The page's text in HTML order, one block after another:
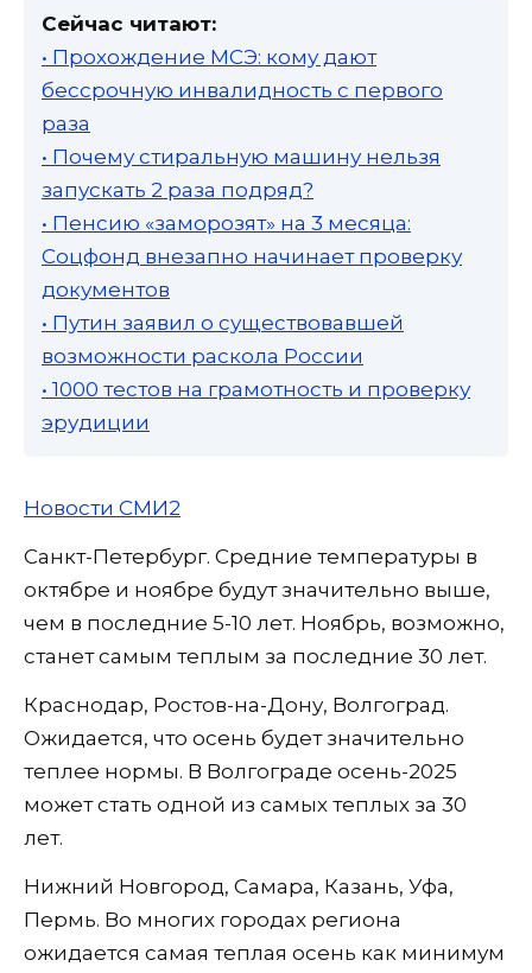
Сейчас читают:
• Прохождение МСЭ: кому дают
бессрочную инвалидность с первого
раза
• Почему стиральную машину нельзя
запускать 2 раза подряд?
• Пенсию «заморозят» на 3 месяца:
Соцфонд внезапно начинает проверку
документов
• Путин заявил о существовавшей
возможности раскола России
• 1000 тестов на грамотность и проверку
эрудиции
Новости СМИ2
Санкт-Петербург. Средние температуры в
октябре и ноябре будут значительно выше,
чем в последние 5-10 лет. Ноябрь, возможно,
станет самым теплым за последние 30 лет.
Краснодар, Ростов-на-Дону, Волгоград.
Ожидается, что осень будет значительно
теплее нормы. В Волгограде осень-2025
может стать одной из самых теплых за 30
лет.
Нижний Новгород, Самара, Казань, Уфа,
Пермь. Во многих городах региона
ожидается самая теплая осень как минимум